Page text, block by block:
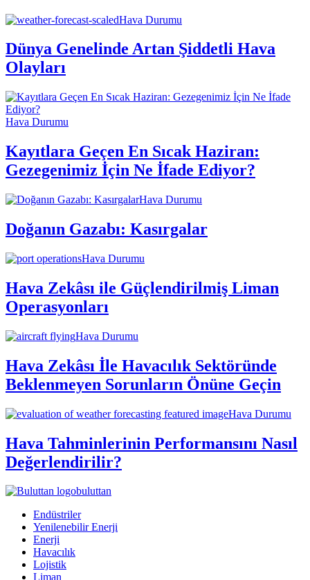
Hava Durumu
Dünya Genelinde Artan Şiddetli Hava
Olayları
Hava Durumu
Kayıtlara Geçen En Sıcak Haziran:
Gezegenimiz İçin Ne İfade Ediyor?
Hava Durumu
Doğanın Gazabı: Kasırgalar
Hava Durumu
Hava Zekâsı ile Güçlendirilmiş Liman
Operasyonları
Hava Durumu
Hava Zekâsı İle Havacılık Sektöründe
Beklenmeyen Sorunların Önüne Geçin
Hava Durumu
Hava Tahminlerinin Performansını Nasıl
Değerlendirilir?
buluttan
Endüstriler
Yenilenebilir Enerji
Enerji
Havacılık
Lojistik
Liman